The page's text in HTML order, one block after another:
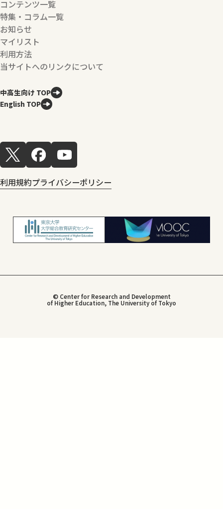
コンテンツ一覧
特集・コラム一覧
お知らせ
マイリスト
利用方法
当サイトへのリンクについて
中高生向け TOP
English TOP
利用規約プライバシーポリシー
© Center for Research and Development
of Higher Education, The University of Tokyo